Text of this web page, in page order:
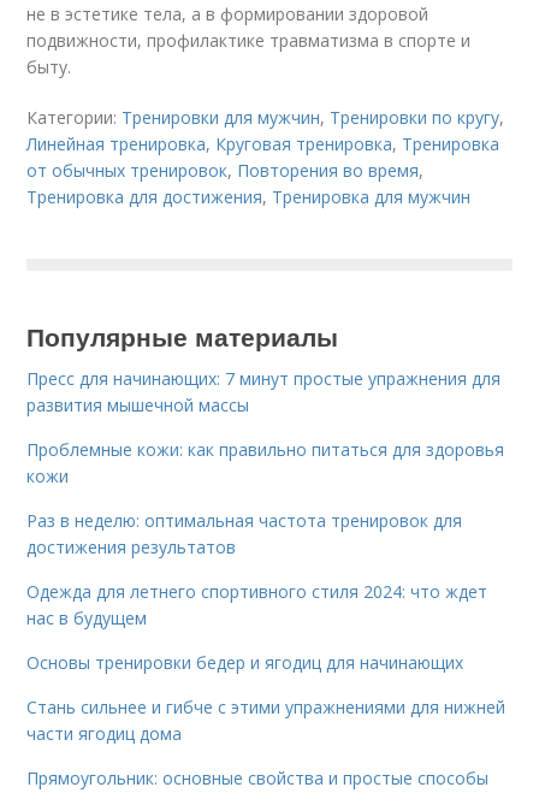
не в эстетике тела, а в формировании здоровой
подвижности, профилактике травматизма в спорте и
быту.
Категории: Тренировки для мужчин, Тренировки по кругу,
Линейная тренировка, Круговая тренировка, Тренировка
от обычных тренировок, Повторения во время,
Тренировка для достижения, Тренировка для мужчин
Популярные материалы
Пресс для начинающих: 7 минут простые упражнения для
развития мышечной массы
Проблемные кожи: как правильно питаться для здоровья
кожи
Раз в неделю: оптимальная частота тренировок для
достижения результатов
Одежда для летнего спортивного стиля 2024: что ждет
нас в будущем
Основы тренировки бедер и ягодиц для начинающих
Стань сильнее и гибче с этими упражнениями для нижней
части ягодиц дома
Прямоугольник: основные свойства и простые способы